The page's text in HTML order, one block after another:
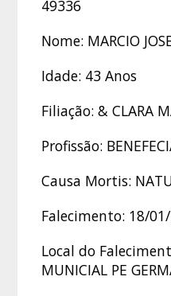
49336
Nome: MARCIO
Idade: 43 Anos
Filiação: & CLARA
Profissão:
Causa Mortis:
Falecimento: 18/
Local do
MUNICIAL PE